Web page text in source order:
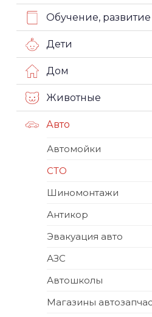
Обучение, развитие
Дети
Дом
Животные
Авто
Автомойки
СТО
Шиномонтажи
Антикор
Эвакуация авто
АЗС
Автошколы
Магазины